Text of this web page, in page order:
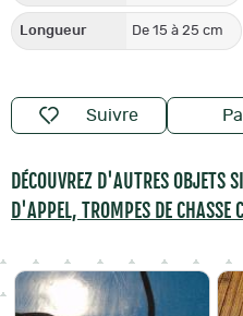
Longueur De 15 à 25 cm
Suivre
DÉCOUVREZ D'AUTRES OBJETS
D'APPEL, TROMPES DE CHASSE